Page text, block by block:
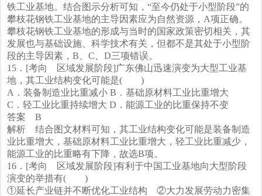
铁工业基地。结合图示分析可知，“至今仍处于小型阶段”的
攀枝花钢铁工业基地的主导因素应为自然资源，A项正确。
攀枝花钢铁工业基地的形成与当时的国家政策密切相关，其
发展也与基础设施、科学技术有关，但都不是其处于小型阶
段的主导因素，B、C、D三项错误。
15．[考向 区域发展阶段]广东佛山迅速演变为大型工业基
地，其工业结构变化可能是( )
A．装备制造业比重减小 B．基础原材料工业比重增大
C．轻工业比重持续增大 D．能源工业的比重保持不变
答案 B
解析 结合图文材料可知，其工业结构变化可能是装备制造
业比重增大，基础原材料工业比重增大，轻工业比重减少，
能源工业的比重略有下降，故选B项。
16．[考向 区域发展阶段]有利于中国工业基地向大型阶段
演变的举措有( )
①延长产业链并不断优化工业结构 ②大力发展劳动力密集